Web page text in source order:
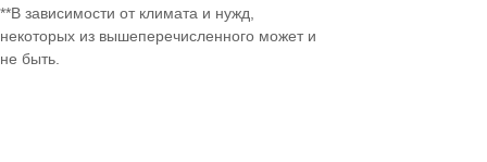
**В зависимости от климата и нужд,
некоторых из вышеперечисленного может и
не быть.